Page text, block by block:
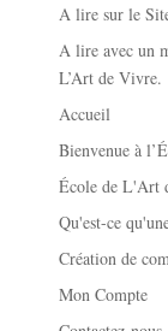
A lire sur le
A lire avec un
L’Art de Vivre.
Accueil
Bienvenue à
École de L'Art
Qu'est-ce
Création de
Mon Compte